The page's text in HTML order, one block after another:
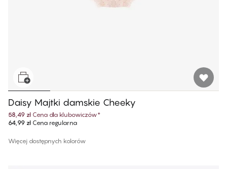
Daisy Majtki damskie Cheeky
58,49 zł Cena dla klubowiczów*
64,99 złCena regularna
Więcej dostępnych kolorów